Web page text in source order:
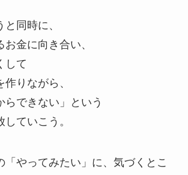
同時に、
金に向き合い、
して
りながら、
らできない」という
ていこう。
「やってみたい」に、気づくとこ